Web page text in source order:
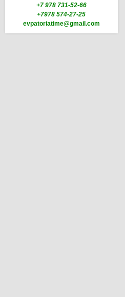
+7 978 731-52-66
+7978 574-27-25
evpatoriatime@gmail.com